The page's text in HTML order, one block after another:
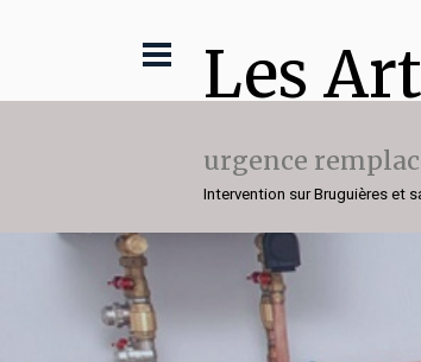
Les
urgence
Intervention sur Bruguières et